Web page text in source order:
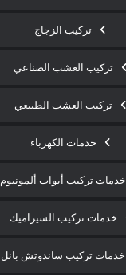
تركيب الزجاج
تركيب العشب الصناعي
تركيب العشب الطبيعي
خدمات الكهرباء
خدمات تركيب أبواب ألمونيوم
خدمات تركيب السيراميك
خدمات تركيب ساندوتش بانل